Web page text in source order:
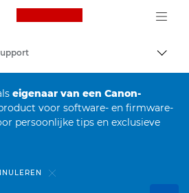
Canon Logo, back
eigenaar van een Canon-
voor software- en firmware-
persoonlijke tips en exclusieve